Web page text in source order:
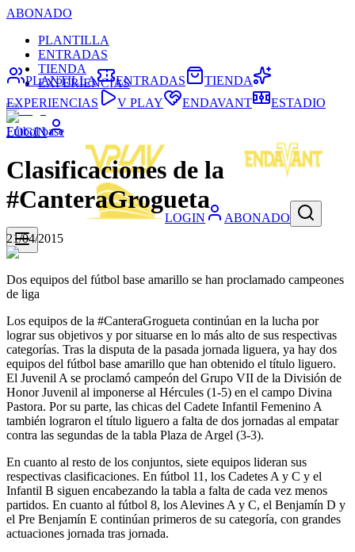
ABONADO
PLANTILLA
ENTRADAS
TIENDA
EXPERIENCIAS
LOGIN
LOGIN ABONADO
PLANTILLA ENTRADAS
TIENDA
EXPERIENCIAS
V PLAY ENDAVANT ESTADIO
Fútbol base
Clasificaciones de la
#CanteraGrogueta
21/04/2015
Dos equipos del fútbol base amarillo se han proclamado campeones
de liga
Los equipos de la #CanteraGrogueta continúan en la lucha por
lograr sus objetivos y por situarse en lo más alto de sus respectivas
categorías. Tras la disputa de la pasada jornada liguera, ya hay dos
equipos del fútbol base amarillo que han obtenido el título liguero.
El Juvenil A se proclamó campeón del Grupo VII de la División de
Honor Juvenil al imponerse al Hércules (1-5) en el campo Divina
Pastora. Por su parte, las chicas del Cadete Infantil Femenino A
también lograron el título liguero a falta de dos jornadas al empatar
contra las segundas de la tabla Plaza de Argel (3-3).
En cuanto al resto de los conjuntos, siete equipos lideran sus
respectivas clasificaciones. En fútbol 11, los Cadetes A y C y el
Infantil B siguen encabezando la tabla a falta de cada vez menos
partidos. En cuanto al fútbol 8, los Alevines A y C, el Benjamín D y
el Pre Benjamín E continúan primeros de su categoría, con grandes
actuaciones jornada tras jornada.